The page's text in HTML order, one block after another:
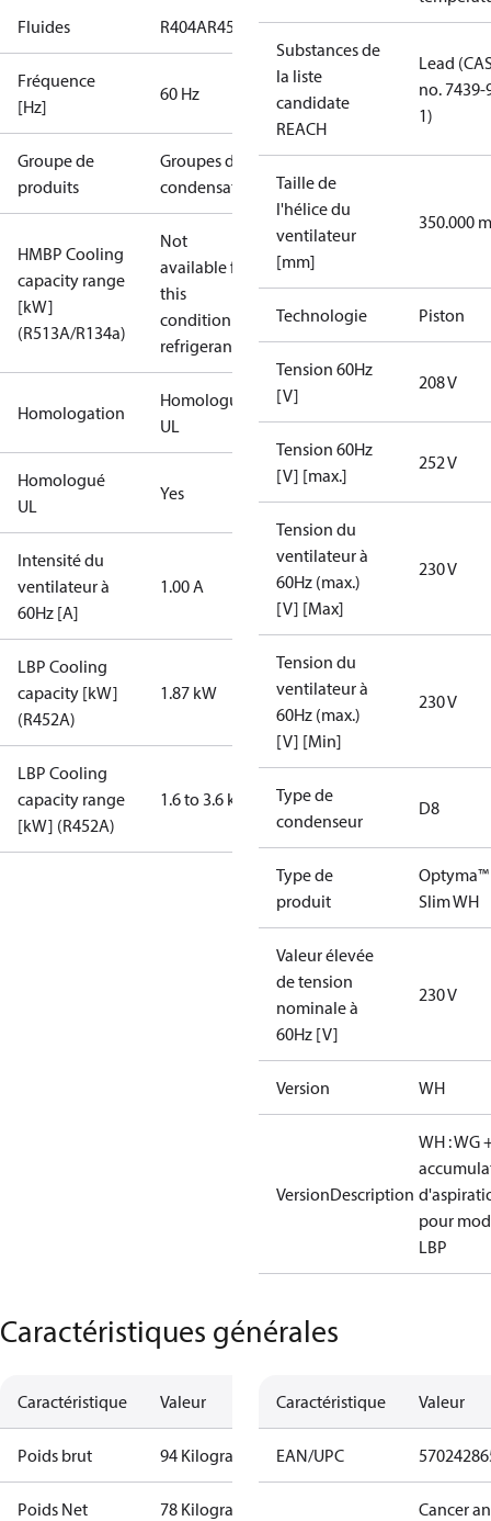
Fluides R404AR452A
Fréquence
[Hz]
60 Hz
Groupe de
produits
Groupes de
condensation
HMBP Cooling
capacity range
[kW]
(R513A/R134a)
Not
available for
this
condition /
refrigerant
Homologation
Homologué
UL
Homologué
UL
Yes
Intensité du
ventilateur à
60Hz [A]
1.00 A
LBP Cooling
capacity [kW]
(R452A)
1.87 kW
LBP Cooling
capacity range
[kW] (R452A)
1.6 to 3.6 kW
Substances de
la liste
candidate
REACH
Lead
no. 7439-
1)
Taille de
l'hélice du
ventilateur
[mm]
350.000
Technologie Piston
Tension 60Hz
[V]
208 V
Tension 60Hz
[V] [max.]
252 V
Tension du
ventilateur à
60Hz (max.)
[V] [Max]
230 V
Tension du
ventilateur à
60Hz (max.)
[V] [Min]
230 V
Type de
condenseur
D8
Type de
produit
Optyma™
Slim WH
Valeur élevée
de tension
nominale à
60Hz [V]
230 V
Version WH
VersionDescription
WH : WG
pour
LBP
Caractéristiques générales
Caractéristique Valeur
Poids brut 94 Kilogram
Poids Net 78 Kilogram
Caractéristique Valeur
EAN/UPC
Cancer